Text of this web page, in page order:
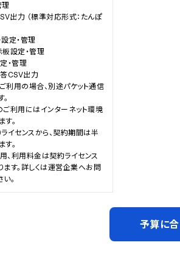
理
出力 （標準対応形式：たんぽ
定・管理
板設定・管理
・管理
答CSV出力
利用の場合、別途パケット通信
利用にはインターネット環境
。
イセンスから、契約期間は半
。
、利用料金は契約ライセンス
ます。詳しくは運営企業へお問
。
予算に